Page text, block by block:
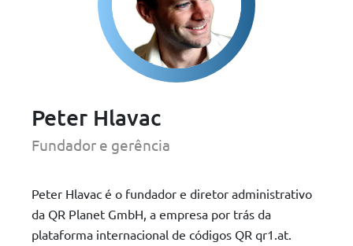
Peter Hlavac
Fundador e gerência
Peter Hlavac é o fundador e diretor administrativo
da QR Planet GmbH, a empresa por trás da
plataforma internacional de códigos QR qr1.at.